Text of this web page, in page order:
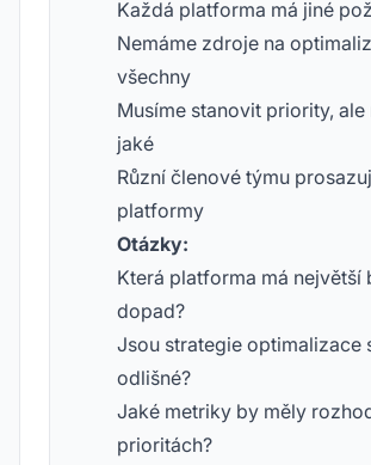
Každá platforma má jiné
Nemáme zdroje na
všechny
Musíme stanovit priority, ale
jaké
Různí členové týmu
platformy
Otázky:
Která platforma má největší
dopad?
Jsou strategie optimalizace
odlišné?
Jaké metriky by měly
prioritách?